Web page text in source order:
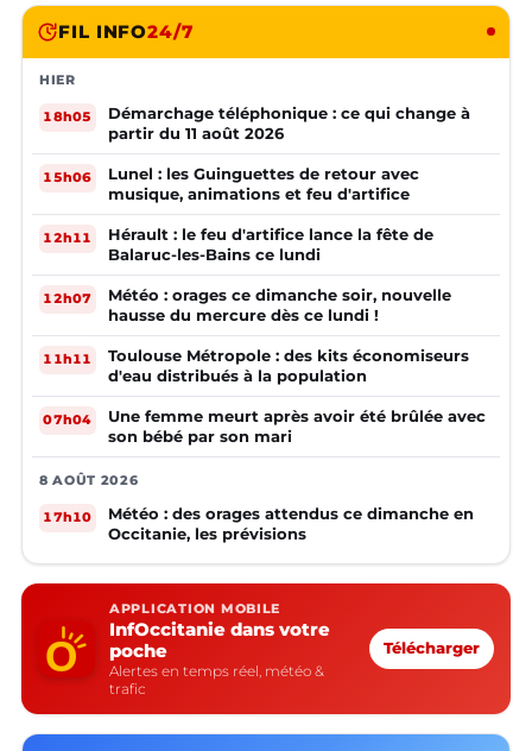
FIL INFO24/7
HIER
18h05
Démarchage téléphonique : ce qui change à
partir du 11 août 2026
15h06
Lunel : les Guinguettes de retour avec
musique, animations et feu d'artifice
12h11
Hérault : le feu d'artifice lance la fête de
Balaruc-les-Bains ce lundi
12h07
Météo : orages ce dimanche soir, nouvelle
hausse du mercure dès ce lundi !
11h11
Toulouse Métropole : des kits économiseurs
d'eau distribués à la population
07h04
Une femme meurt après avoir été brûlée avec
son bébé par son mari
8 AOÛT 2026
17h10
Météo : des orages attendus ce dimanche en
Occitanie, les prévisions
APPLICATION MOBILE
InfOccitanie dans votre
poche
Alertes en temps réel, météo &
trafic
Télécharger